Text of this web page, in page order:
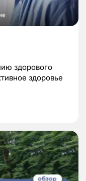
здорового
здоровье